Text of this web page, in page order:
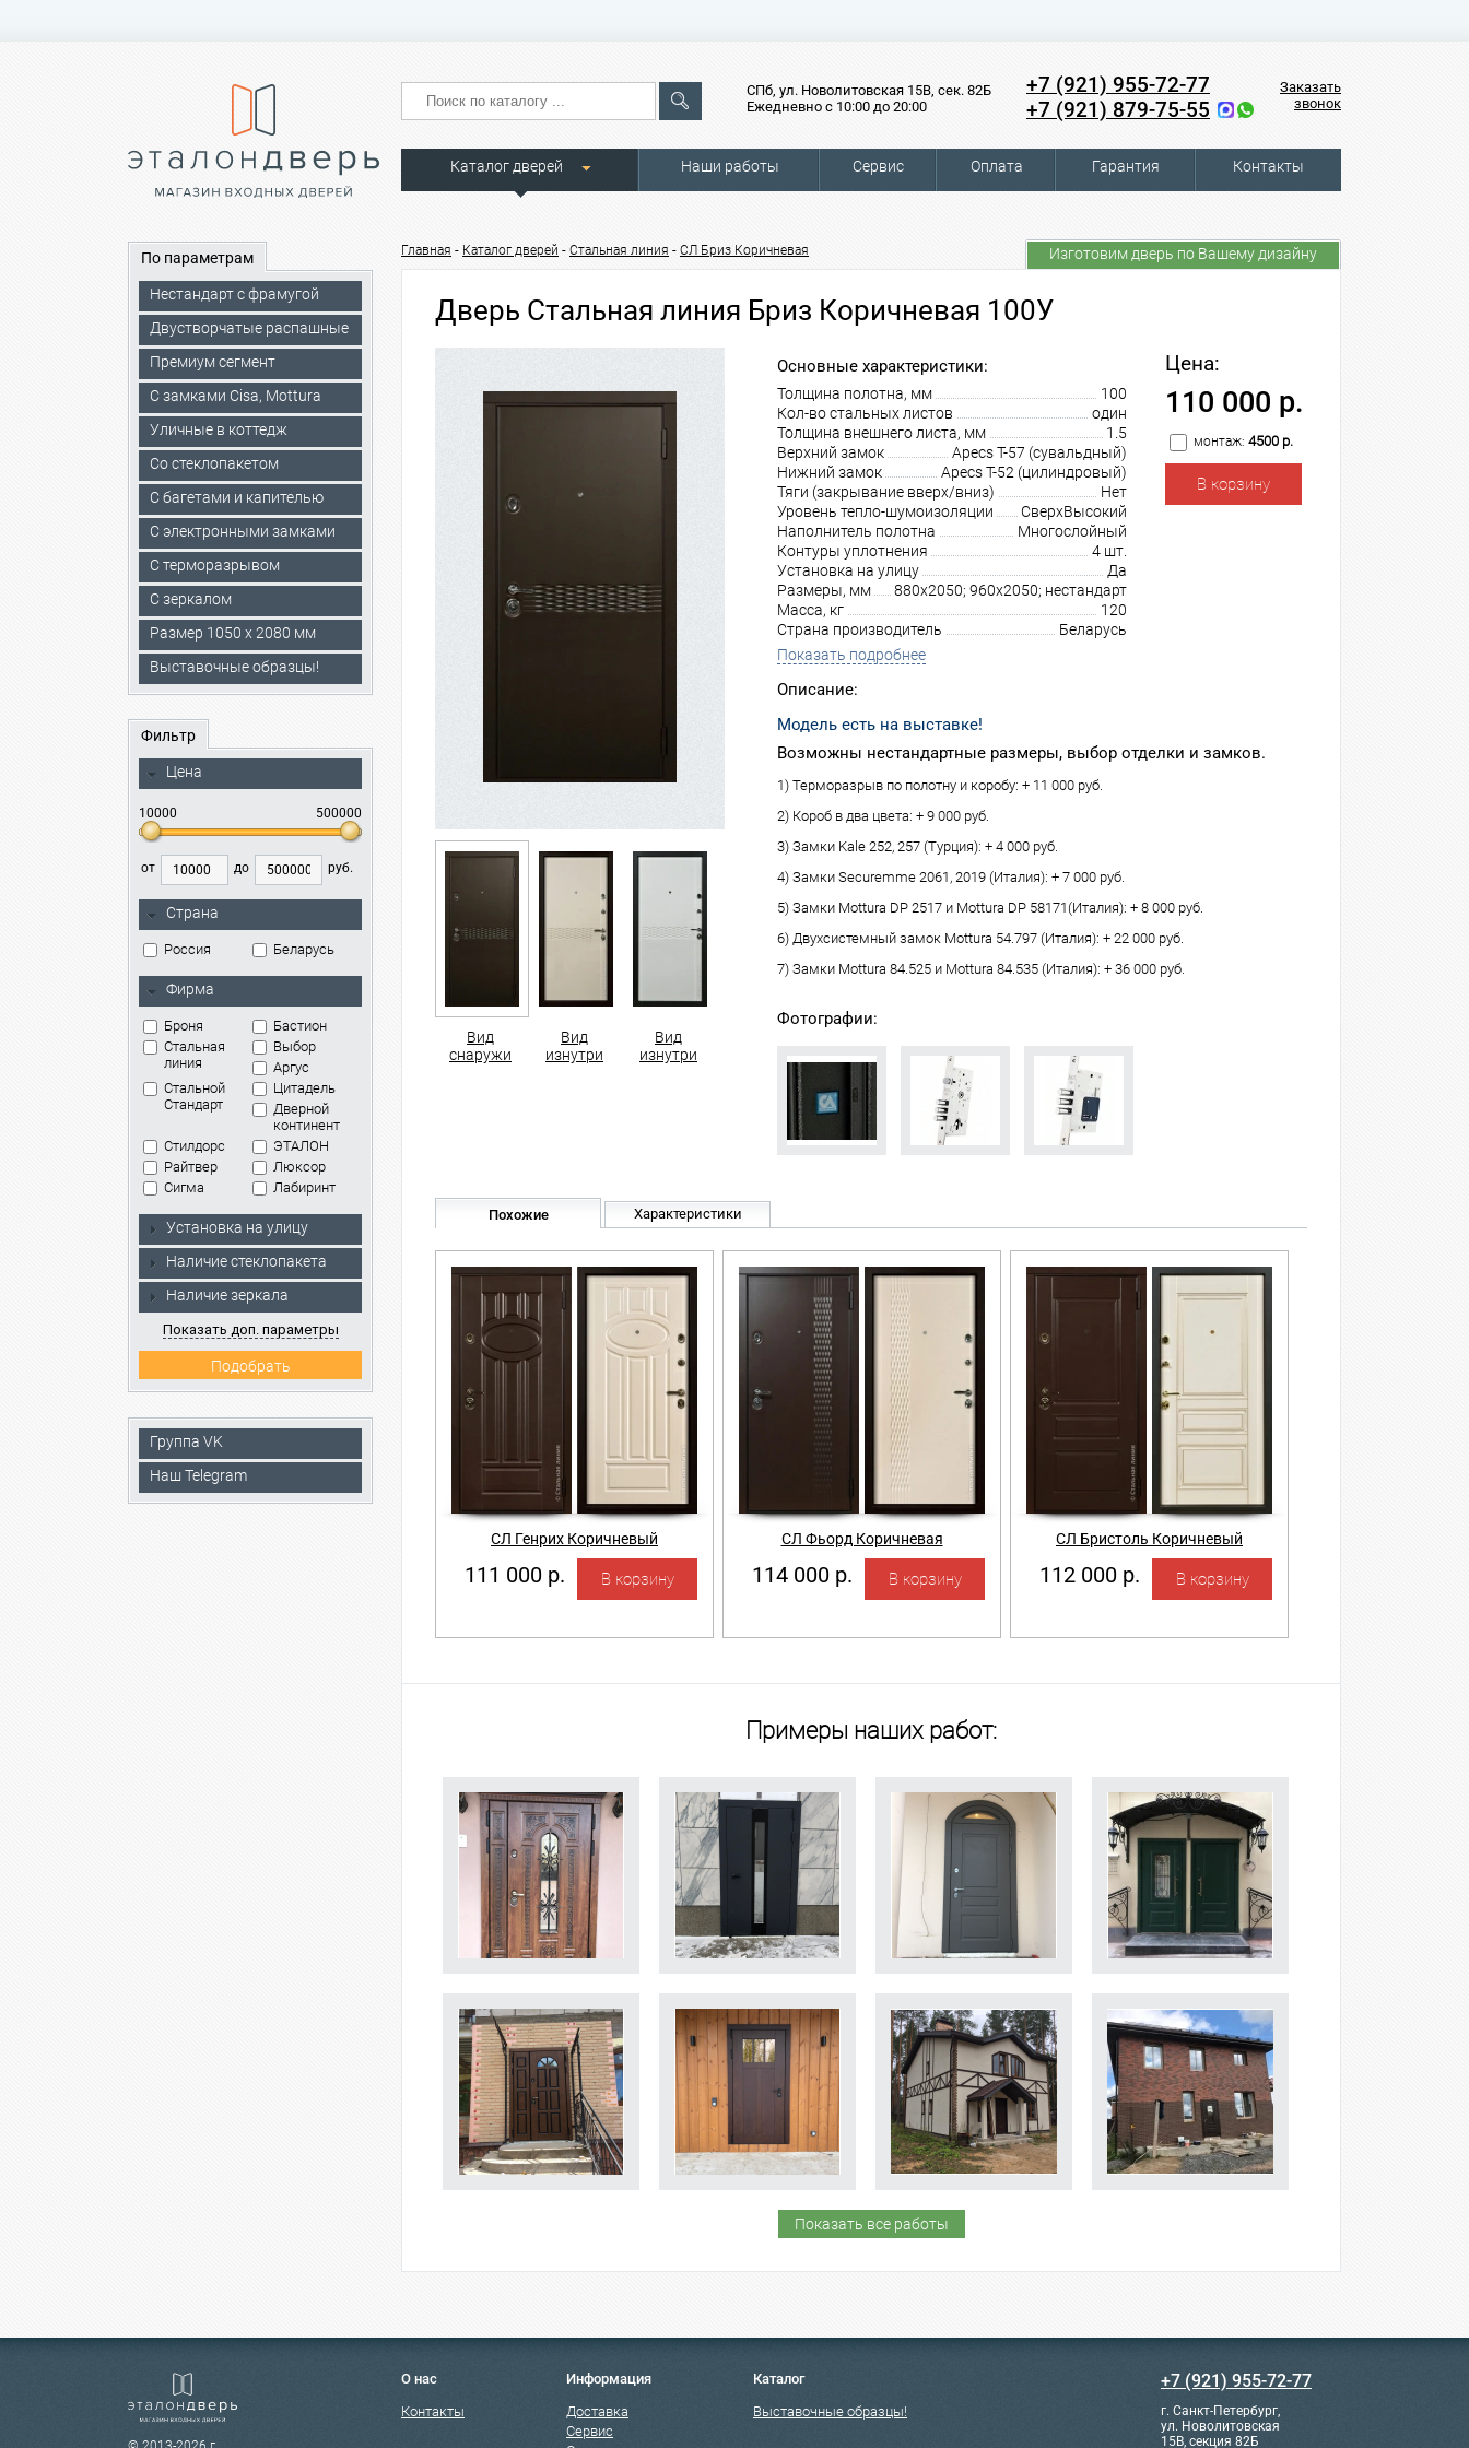
СПб, ул. Новолитовская 15В, сек. 82Б
Ежедневно с 10:00 до 20:00
+7 (921) 955-72-77
+7 (921) 879-75-55
Заказать
звонок
Каталог дверей Наши работы Сервис Оплата Гарантия Контакты
По параметрам
Нестандарт с фрамугой
Двустворчатые распашные
Премиум сегмент
C замками Cisa, Mottura
Уличные в коттедж
Со стеклопакетом
С багетами и капителью
C электронными замками
С терморазрывом
С зеркалом
Размер 1050 х 2080 мм
Выставочные образцы!
Фильтр
Цена
10000 500000
от до руб.
Страна
Россия Беларусь
Фирма
Броня
Бастион
Стальная
линия
Выбор
Аргус
Стальной
Стандарт
Цитадель
Дверной
континент
Стилдорс
ЭТАЛОН
Райтвер
Люксор
Сигма
Лабиринт
Установка на улицу
Наличие стеклопакета
Наличие зеркала
Показать доп. параметры
Группа VK
Наш Telegram
Главная - Каталог дверей - Стальная линия - СЛ Бриз Коричневая Изготовим дверь по Вашему дизайну
Дверь Стальная линия Бриз Коричневая 100У
Вид
снаружи
Вид
изнутри
Вид
изнутри
Основные характеристики:
Толщина полотна, мм
100
Кол-во стальных листов
один
Толщина внешнего листа, мм
1.5
Верхний замок
Apecs T-57 (сувальдный)
Нижний замок
Apecs T-52 (цилиндровый)
Тяги (закрывание вверх/вниз)
Нет
Уровень тепло-шумоизоляции
СверхВысокий
Наполнитель полотна
Многослойный
Контуры уплотнения
4 шт.
Установка на улицу
Да
Размеры, мм
880х2050; 960х2050; нестандарт
Масса, кг
120
Страна производитель
Беларусь
Показать подробнее
Цена:
110 000 р.
монтаж: 4500 р.
Описание:
Модель есть на выставке!
Возможны нестандартные размеры, выбор отделки и замков.
1) Терморазрыв по полотну и коробу: + 11 000 руб.
2) Короб в два цвета: + 9 000 руб.
3) Замки Kale 252, 257 (Турция): + 4 000 руб.
4) Замки Securemme 2061, 2019 (Италия): + 7 000 руб.
5) Замки Mottura DP 2517 и Mottura DP 58171(Италия): + 8 000 руб.
6) Двухсистемный замок Mottura 54.797 (Италия): + 22 000 руб.
7) Замки Mottura 84.525 и Mottura 84.535 (Италия): + 36 000 руб.
Фотографии:
Похожие Характеристики
СЛ Генрих Коричневый
111 000 р.
СЛ Фьорд Коричневая
114 000 р.
СЛ Бристоль Коричневый
112 000 р.
Примеры наших работ:
Показать все работы
О нас
Контакты
Информация
Доставка
Сервис
Каталог
Выставочные образцы!
+7 (921) 955-72-77
г. Санкт-Петербург,
ул. Новолитовская
15В, секция 82Б